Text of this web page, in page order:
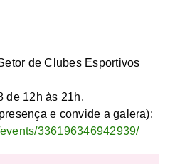
de Clubes Esportivos
de 12h às 21h.
e convide a galera):
336196346942939/